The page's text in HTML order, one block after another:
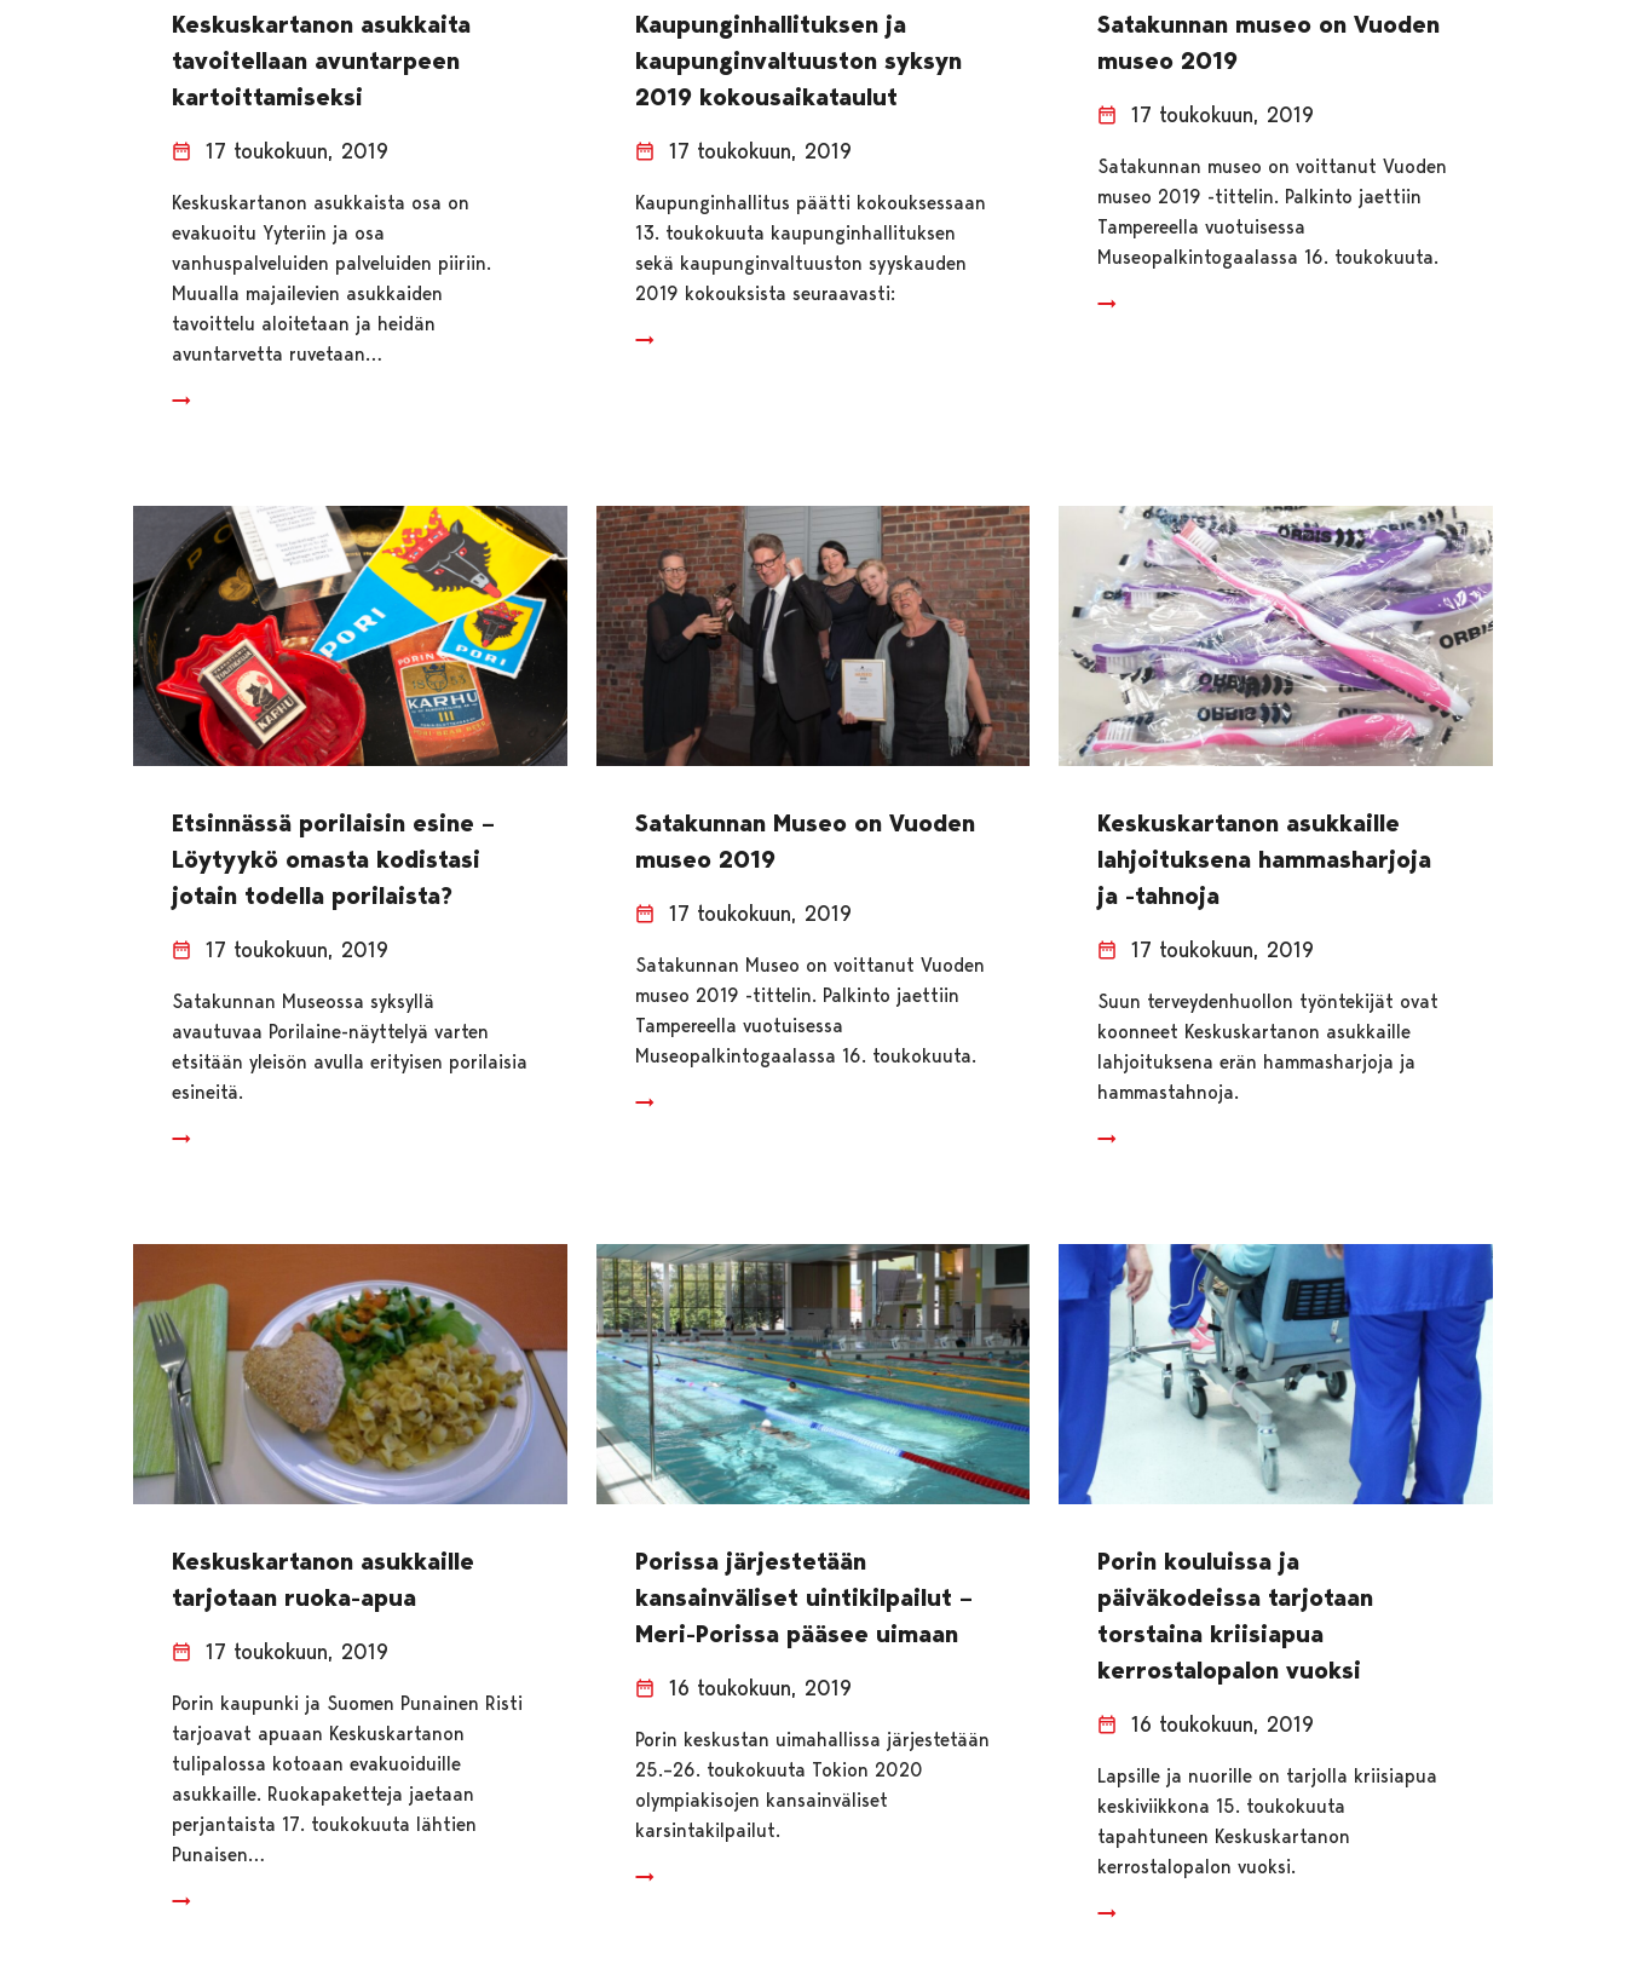
Keskuskartanon asukkaita
tavoitellaan avuntarpeen
kartoittamiseksi
17 toukokuun, 2019
Keskuskartanon asukkaista osa on
evakuoitu Yyteriin ja osa
vanhuspalveluiden palveluiden piiriin.
Muualla majailevien asukkaiden
tavoittelu aloitetaan ja heidän
avuntarvetta ruvetaan…
Kaupunginhallituksen ja
kaupunginvaltuuston syksyn
2019 kokousaikataulut
17 toukokuun, 2019
Kaupunginhallitus päätti kokouksessaan
13. toukokuuta kaupunginhallituksen
sekä kaupunginvaltuuston syyskauden
2019 kokouksista seuraavasti:
Satakunnan museo on Vuoden
museo 2019
17 toukokuun, 2019
Satakunnan museo on voittanut Vuoden
museo 2019 -tittelin. Palkinto jaettiin
Tampereella vuotuisessa
Museopalkintogaalassa 16. toukokuuta.
Etsinnässä porilaisin esine –
Löytyykö omasta kodistasi
jotain todella porilaista?
17 toukokuun, 2019
Satakunnan Museossa syksyllä
avautuvaa Porilaine-näyttelyä varten
etsitään yleisön avulla erityisen porilaisia
esineitä.
Satakunnan Museo on Vuoden
museo 2019
17 toukokuun, 2019
Satakunnan Museo on voittanut Vuoden
museo 2019 -tittelin. Palkinto jaettiin
Tampereella vuotuisessa
Museopalkintogaalassa 16. toukokuuta.
Keskuskartanon asukkaille
lahjoituksena hammasharjoja
ja -tahnoja
17 toukokuun, 2019
Suun terveydenhuollon työntekijät ovat
koonneet Keskuskartanon asukkaille
lahjoituksena erän hammasharjoja ja
hammastahnoja.
Keskuskartanon asukkaille
tarjotaan ruoka-apua
17 toukokuun, 2019
Porin kaupunki ja Suomen Punainen Risti
tarjoavat apuaan Keskuskartanon
tulipalossa kotoaan evakuoiduille
asukkaille. Ruokapaketteja jaetaan
perjantaista 17. toukokuuta lähtien
Punaisen…
Porissa järjestetään
kansainväliset uintikilpailut –
Meri-Porissa pääsee uimaan
16 toukokuun, 2019
Porin keskustan uimahallissa järjestetään
25.–26. toukokuuta Tokion 2020
olympiakisojen kansainväliset
karsintakilpailut.
Porin kouluissa ja
päiväkodeissa tarjotaan
torstaina kriisiapua
kerrostalopalon vuoksi
16 toukokuun, 2019
Lapsille ja nuorille on tarjolla kriisiapua
keskiviikkona 15. toukokuuta
tapahtuneen Keskuskartanon
kerrostalopalon vuoksi.